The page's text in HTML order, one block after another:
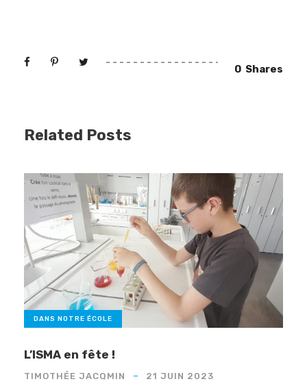
0 Shares
Related Posts
DANS NOTRE ÉCOLE
L’ISMA en fête !
TIMOTHÉE JACQMIN 21 JUIN 2023